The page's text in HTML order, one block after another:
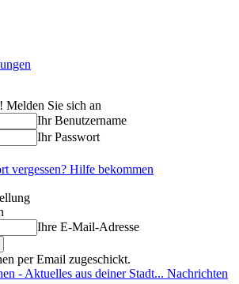
Sie sich an
Ihr Benutzername
Ihr Passwort
vergessen? Hilfe bekommen
Ihre E-Mail-Adresse
per Email zugeschickt.
Nachrichten